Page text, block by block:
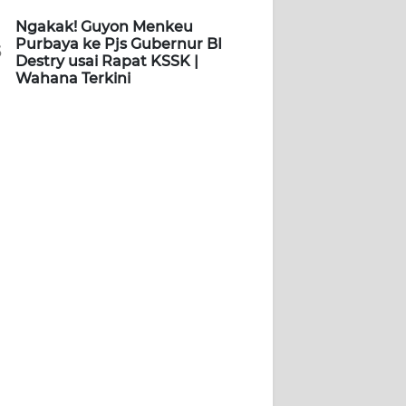
Ngakak! Guyon Menkeu
Purbaya ke Pjs Gubernur BI
Destry usai Rapat KSSK |
Wahana Terkini